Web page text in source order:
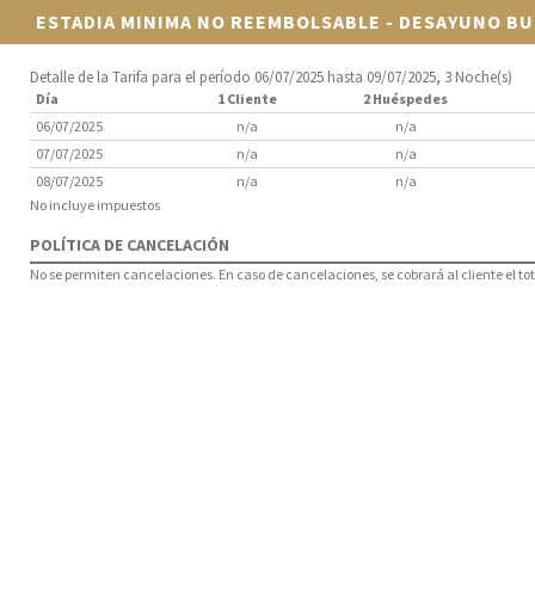
ESTADIA MINIMA NO REEMBOLSABLE - DESAYUNO
Detalle de la Tarifa para el período 06/07/2025 hasta 09/07/2025, 3 Noche(s)
Día 1 Cliente
2 Huéspedes
06/07/2025
n/a
n/a
07/07/2025
n/a
n/a
08/07/2025
n/a
n/a
No incluye impuestos
POLÍTICA DE CANCELACIÓN
No se permiten cancelaciones. En caso de cancelaciones, se cobrará al cliente el